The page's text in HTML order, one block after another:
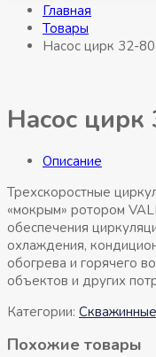
Главная
Товары
Насос цирк 32-
Насос цирк
Описание
Трехскоростные
«мокрым» ротором
обеспечения
охлаждения,
обогрева и горячего
объектов и других
Категории:
Похожие товары